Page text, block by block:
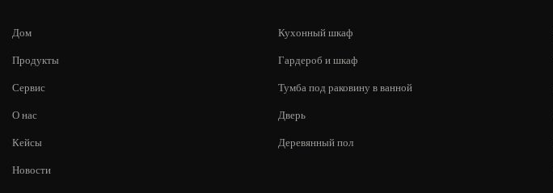
Дом
Продукты
Сервис
О нас
Кейсы
Новости
Кухонный шкаф
Гардероб и шкаф
Тумба под раковину в ванной
Дверь
Деревянный пол